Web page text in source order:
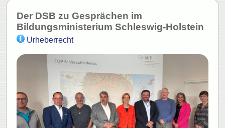
Der DSB zu Gesprächen im
Bildungsministerium Schleswig-Holstein
Urheberrecht